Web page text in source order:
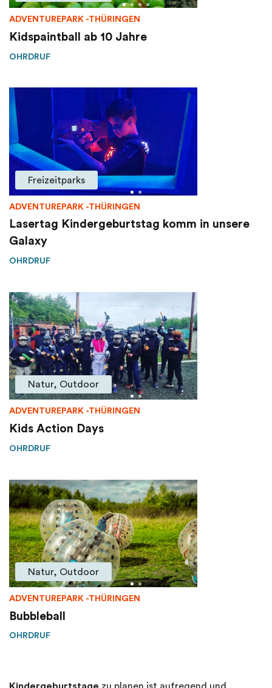
ADVENTUREPARK -THÜRINGEN
Kidspaintball ab 10 Jahre
OHRDRUF
Freizeitparks
ADVENTUREPARK -THÜRINGEN
Lasertag Kindergeburtstag komm in unsere
Galaxy
OHRDRUF
Natur, Outdoor
ADVENTUREPARK -THÜRINGEN
Kids Action Days
OHRDRUF
Natur, Outdoor
ADVENTUREPARK -THÜRINGEN
Bubbleball
OHRDRUF